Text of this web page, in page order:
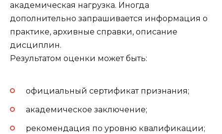
академическая нагрузка. Иногда
дополнительно запрашивается информация о
практике, архивные справки, описание
дисциплин.
Результатом оценки может быть:
официальный сертификат признания;
академическое заключение;
рекомендация по уровню квалификации;